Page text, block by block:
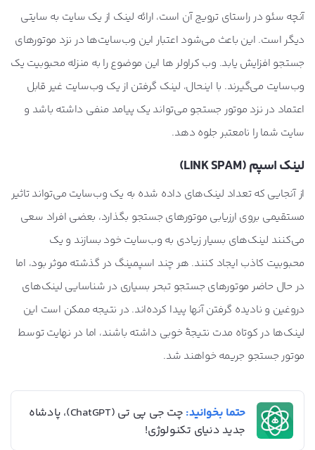
آنچه سئو در راستای ترویج آن است، ارائه لینک از یک سایت به سایتی
دیگر است. این باعث می‌شود اعتبار این وب‌سایت‌ها در نزد موتورهای
جستجو افزایش یابد. وب کراولر ها این موضوع را به منزله محبوبیت یک
وب‌سایت می‌گیرند. با اینحال، لینک گرفتن از یک وب‌سایت غیر قابل
اعتماد در نزد موتور جستجو می‌تواند یک پیامد منفی داشته باشد و
سایت شما را نامعتبر جلوه دهد.
لینک اسپم (LINK SPAM)
از آنجایی که تعداد لینک‌های داده شده به یک وب‌سایت می‌تواند تاثیر
مستقیمی بروی ارزیابی موتورهای جستجو بگذارد، بعضی افراد سعی
می‌کنند لینک‌های بسیار زیادی به وب‌سایت خود بسازند و یک
محبوبیت کاذب ایجاد کنند. هر چند اسپمینگ در گذشته موثر بود، اما
در حال حاضر موتورهای جستجو تبحر بسیاری در شناسایی لینک‌های
دروغین و نادیده گرفتن آنها پیدا کرده‌اند. در نتیجه ممکن است این
لینک‌ها در کوتاه مدت نتیجۀ خوبی داشته باشند، اما در نهایت توسط
موتور جستجو جریمه خواهند شد.
حتما بخوانید:
چت جی پی تی (ChatGPT)، پادشاه
جدید دنیای تکنولوژی!